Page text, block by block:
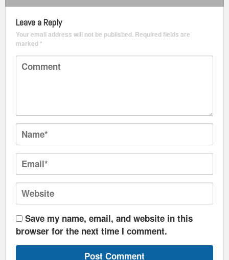
Leave a Reply
Your email address will not be published. Required fields are
marked*
Save my name, email, and website in this
browser for the next time I comment.